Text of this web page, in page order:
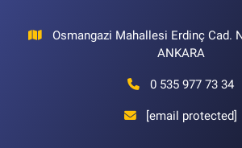
Osmangazi Mahallesi Erdinç Cad.
ANKARA
0 535 977 73 34
[email protected]